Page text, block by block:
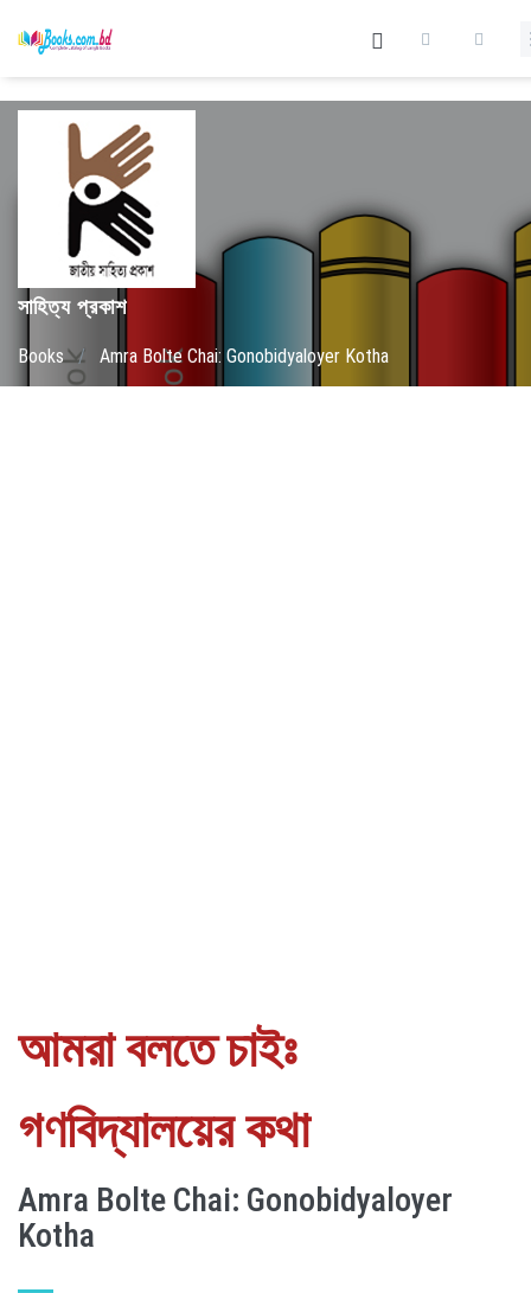
সাহিত্য প্রকাশ
Books / Amra Bolte Chai: Gonobidyaloyer Kotha
আমরা বলতে চাইঃ
গণবিদ্যালয়ের কথা
Amra Bolte Chai: Gonobidyaloyer
Kotha